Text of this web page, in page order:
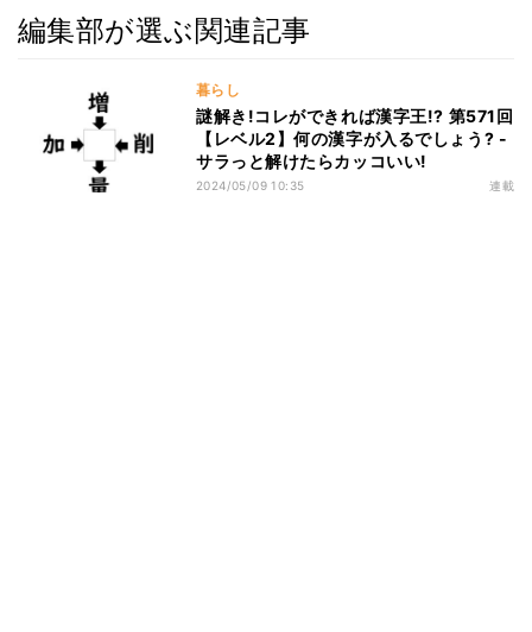
編集部が選ぶ関連記事
暮らし
謎解き!コレができれば漢字王!? 第571回
【レベル2】何の漢字が入るでしょう? -
サラっと解けたらカッコいい!
2024/05/09 10:35 連載